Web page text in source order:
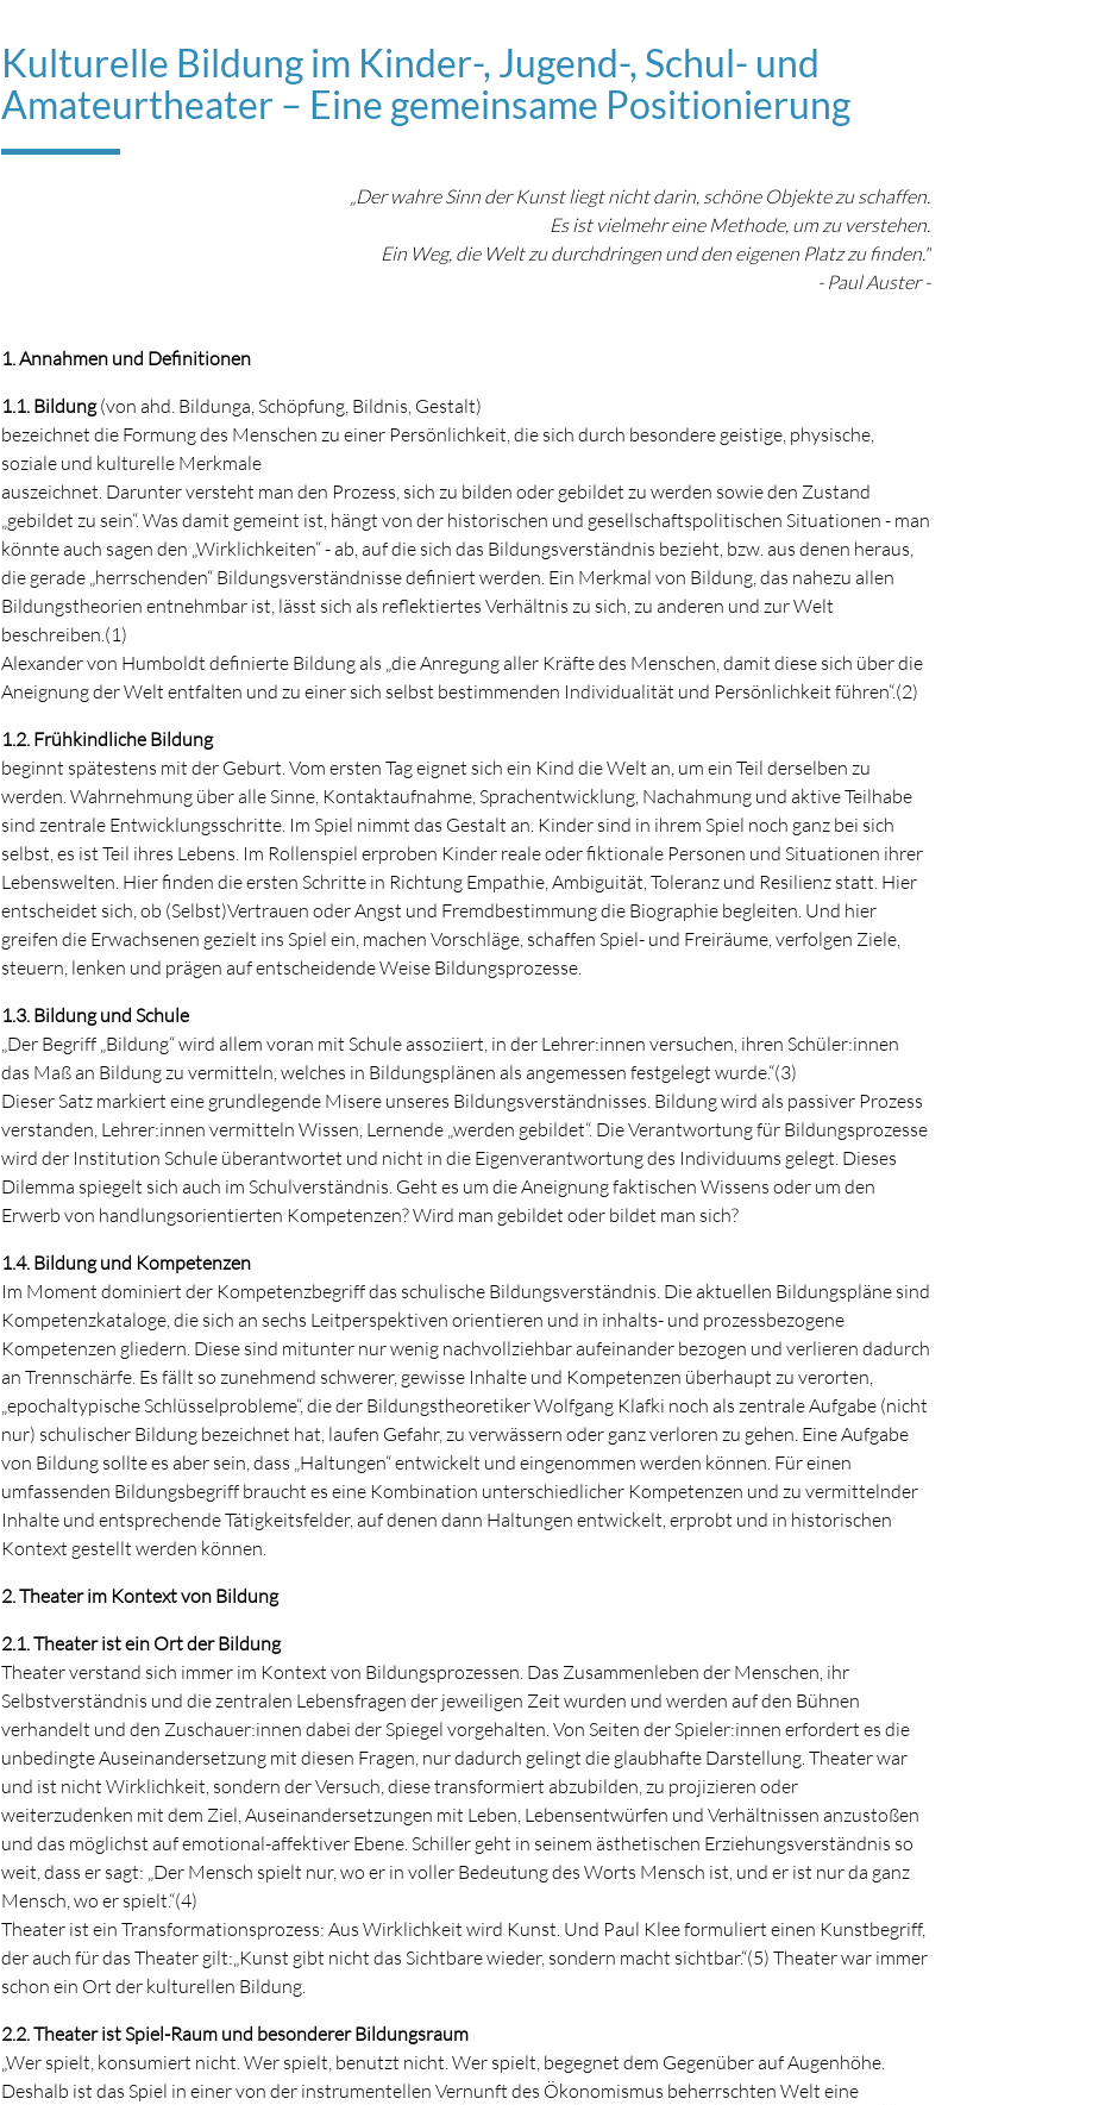
Kulturelle Bildung im Kinder-, Jugend-, Schul- und
Amateurtheater – Eine gemeinsame Positionierung
„Der wahre Sinn der Kunst liegt nicht darin, schöne Objekte zu schaffen.
Es ist vielmehr eine Methode, um zu verstehen.
Ein Weg, die Welt zu durchdringen und den eigenen Platz zu finden."
- Paul Auster -
1. Annahmen und Definitionen
1.1. Bildung(von ahd. Bildunga, Schöpfung, Bildnis, Gestalt)
bezeichnet die Formung des Menschen zu einer Persönlichkeit, die sich durch besondere geistige, physische,
soziale und kulturelle Merkmale
auszeichnet. Darunter versteht man den Prozess, sich zu bilden oder gebildet zu werden sowie den Zustand
„gebildet zu sein“. Was damit gemeint ist, hängt von der historischen und gesellschaftspolitischen Situationen - man
könnte auch sagen den „Wirklichkeiten“ - ab, auf die sich das Bildungsverständnis bezieht, bzw. aus denen heraus,
die gerade „herrschenden“ Bildungsverständnisse definiert werden. Ein Merkmal von Bildung, das nahezu allen
Bildungstheorien entnehmbar ist, lässt sich als reflektiertes Verhältnis zu sich, zu anderen und zur Welt
beschreiben.(1)
Alexander von Humboldt definierte Bildung als „die Anregung aller Kräfte des Menschen, damit diese sich über die
Aneignung der Welt entfalten und zu einer sich selbst bestimmenden Individualität und Persönlichkeit führen“.(2)
1.2. Frühkindliche Bildung
beginnt spätestens mit der Geburt. Vom ersten Tag eignet sich ein Kind die Welt an, um ein Teil derselben zu
werden. Wahrnehmung über alle Sinne, Kontaktaufnahme, Sprachentwicklung, Nachahmung und aktive Teilhabe
sind zentrale Entwicklungsschritte. Im Spiel nimmt das Gestalt an. Kinder sind in ihrem Spiel noch ganz bei sich
selbst, es ist Teil ihres Lebens. Im Rollenspiel erproben Kinder reale oder fiktionale Personen und Situationen ihrer
Lebenswelten. Hier finden die ersten Schritte in Richtung Empathie, Ambiguität, Toleranz und Resilienz statt. Hier
entscheidet sich, ob (Selbst)Vertrauen oder Angst und Fremdbestimmung die Biographie begleiten. Und hier
greifen die Erwachsenen gezielt ins Spiel ein, machen Vorschläge, schaffen Spiel- und Freiräume, verfolgen Ziele,
steuern, lenken und prägen auf entscheidende Weise Bildungsprozesse.
1.3. Bildung und Schule
„Der Begriff „Bildung“ wird allem voran mit Schule assoziiert, in der Lehrer:innen versuchen, ihren Schüler:innen
das Maß an Bildung zu vermitteln, welches in Bildungsplänen als angemessen festgelegt wurde.“(3)
Dieser Satz markiert eine grundlegende Misere unseres Bildungsverständnisses. Bildung wird als passiver Prozess
verstanden, Lehrer:innen vermitteln Wissen, Lernende „werden gebildet“. Die Verantwortung für Bildungsprozesse
wird der Institution Schule überantwortet und nicht in die Eigenverantwortung des Individuums gelegt. Dieses
Dilemma spiegelt sich auch im Schulverständnis. Geht es um die Aneignung faktischen Wissens oder um den
Erwerb von handlungsorientierten Kompetenzen? Wird man gebildet oder bildet man sich?
1.4. Bildung und Kompetenzen
Im Moment dominiert der Kompetenzbegriff das schulische Bildungsverständnis. Die aktuellen Bildungspläne sind
Kompetenzkataloge, die sich an sechs Leitperspektiven orientieren und in inhalts- und prozessbezogene
Kompetenzen gliedern. Diese sind mitunter nur wenig nachvollziehbar aufeinander bezogen und verlieren dadurch
an Trennschärfe. Es fällt so zunehmend schwerer, gewisse Inhalte und Kompetenzen überhaupt zu verorten,
„epochaltypische Schlüsselprobleme“, die der Bildungstheoretiker Wolfgang Klafki noch als zentrale Aufgabe (nicht
nur) schulischer Bildung bezeichnet hat, laufen Gefahr, zu verwässern oder ganz verloren zu gehen. Eine Aufgabe
von Bildung sollte es aber sein, dass „Haltungen“ entwickelt und eingenommen werden können. Für einen
umfassenden Bildungsbegriff braucht es eine Kombination unterschiedlicher Kompetenzen und zu vermittelnder
Inhalte und entsprechende Tätigkeitsfelder, auf denen dann Haltungen entwickelt, erprobt und in historischen
Kontext gestellt werden können.
2. Theater im Kontext von Bildung
2.1. Theater ist ein Ort der Bildung
Theater verstand sich immer im Kontext von Bildungsprozessen. Das Zusammenleben der Menschen, ihr
Selbstverständnis und die zentralen Lebensfragen der jeweiligen Zeit wurden und werden auf den Bühnen
verhandelt und den Zuschauer:innen dabei der Spiegel vorgehalten. Von Seiten der Spieler:innen erfordert es die
unbedingte Auseinandersetzung mit diesen Fragen, nur dadurch gelingt die glaubhafte Darstellung. Theater war
und ist nicht Wirklichkeit, sondern der Versuch, diese transformiert abzubilden, zu projizieren oder
weiterzudenken mit dem Ziel, Auseinandersetzungen mit Leben, Lebensentwürfen und Verhältnissen anzustoßen
und das möglichst auf emotional-affektiver Ebene. Schiller geht in seinem ästhetischen Erziehungsverständnis so
weit, dass er sagt: „Der Mensch spielt nur, wo er in voller Bedeutung des Worts Mensch ist, und er ist nur da ganz
Mensch, wo er spielt.“(4)
Theater ist ein Transformationsprozess: Aus Wirklichkeit wird Kunst. Und Paul Klee formuliert einen Kunstbegriff,
der auch für das Theater gilt:„Kunst gibt nicht das Sichtbare wieder, sondern macht sichtbar.“(5) Theater war immer
schon ein Ort der kulturellen Bildung.
2.2. Theater ist Spiel-Raum und besonderer Bildungsraum
„Wer spielt, konsumiert nicht. Wer spielt, benutzt nicht. Wer spielt, begegnet dem Gegenüber auf Augenhöhe.
Deshalb ist das Spiel in einer von der instrumentellen Vernunft des Ökonomismus beherrschten Welt eine